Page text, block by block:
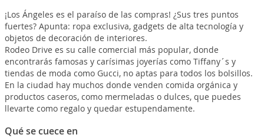
¡Los Ángeles es el paraíso de las compras! ¿Sus tres puntos
fuertes? Apunta: ropa exclusiva, gadgets de alta tecnología y
objetos de decoración de interiores.
Rodeo Drive es su calle comercial más popular, donde
encontrarás famosas y carísimas joyerías como Tiffany´s y
tiendas de moda como Gucci, no aptas para todos los bolsillos.
En la ciudad hay muchos donde venden comida orgánica y
productos caseros, como mermeladas o dulces, que puedes
llevarte como regalo y quedar estupendamente.
Qué se cuece en